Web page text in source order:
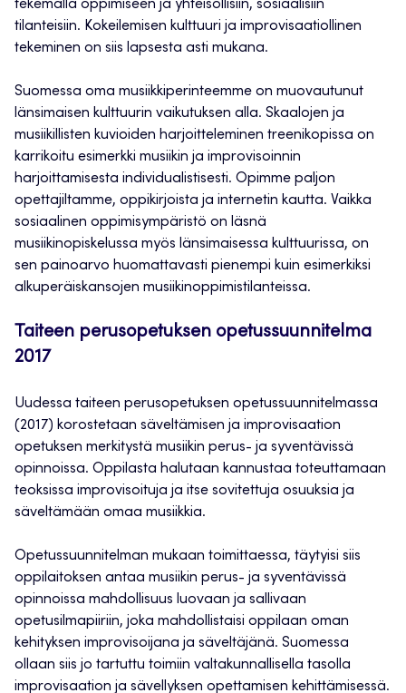
tekemällä oppimiseen ja yhteisöllisiin, sosiaalisiin
tilanteisiin. Kokeilemisen kulttuuri ja improvisaatiollinen
tekeminen on siis lapsesta asti mukana.
Suomessa oma musiikkiperinteemme on muovautunut
länsimaisen kulttuurin vaikutuksen alla. Skaalojen ja
musiikillisten kuvioiden harjoitteleminen treenikopissa on
karrikoitu esimerkki musiikin ja improvisoinnin
harjoittamisesta individualistisesti. Opimme paljon
opettajiltamme, oppikirjoista ja internetin kautta. Vaikka
sosiaalinen oppimisympäristö on läsnä
musiikinopiskelussa myös länsimaisessa kulttuurissa, on
sen painoarvo huomattavasti pienempi kuin esimerkiksi
alkuperäiskansojen musiikinoppimistilanteissa.
Taiteen perusopetuksen opetussuunnitelma
2017
Uudessa taiteen perusopetuksen opetussuunnitelmassa
(2017) korostetaan säveltämisen ja improvisaation
opetuksen merkitystä musiikin perus- ja syventävissä
opinnoissa. Oppilasta halutaan kannustaa toteuttamaan
teoksissa improvisoituja ja itse sovitettuja osuuksia ja
säveltämään omaa musiikkia.
Opetussuunnitelman mukaan toimittaessa, täytyisi siis
oppilaitoksen antaa musiikin perus- ja syventävissä
opinnoissa mahdollisuus luovaan ja sallivaan
opetusilmapiiriin, joka mahdollistaisi oppilaan oman
kehityksen improvisoijana ja säveltäjänä. Suomessa
ollaan siis jo tartuttu toimiin valtakunnallisella tasolla
improvisaation ja sävellyksen opettamisen kehittämisessä.